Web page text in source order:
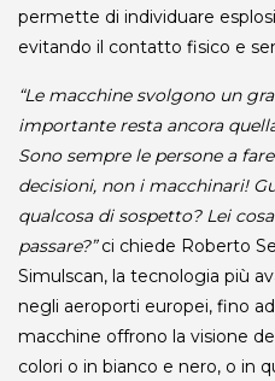
permette di individuare
evitando il contatto fisico e
“Le macchine svolgono un
importante resta ancora
Sono sempre le persone a
decisioni, non i macchinari!
qualcosa di sospetto? Lei
passare?”ci chiede Roberto
Simulscan, la tecnologia più
negli aeroporti europei, fino
macchine offrono la visione
colori o in bianco e nero, o in